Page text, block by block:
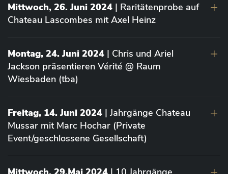
Mittwoch, 26. Juni 2024 | Raritätenprobe auf
Chateau Lascombes mit Axel Heinz
Montag, 24. Juni 2024 | Chris und Ariel
Jackson präsentieren Vérité @ Raum
Wiesbaden (tba)
Freitag, 14. Juni 2024 | Jahrgänge Chateau
Mussar mit Marc Hochar (Private
Event/geschlossene Gesellschaft)